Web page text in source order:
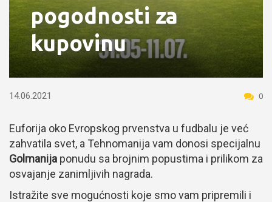
pogodnosti za
kupovinu
14.06.2021 0
Euforija oko Evropskog prvenstva u fudbalu je već
zahvatila svet, a Tehnomanija vam donosi specijalnu
Golmanija ponudu sa brojnim popustima i prilikom za
osvajanje zanimljivih nagrada.
Istražite sve mogućnosti koje smo vam pripremili i